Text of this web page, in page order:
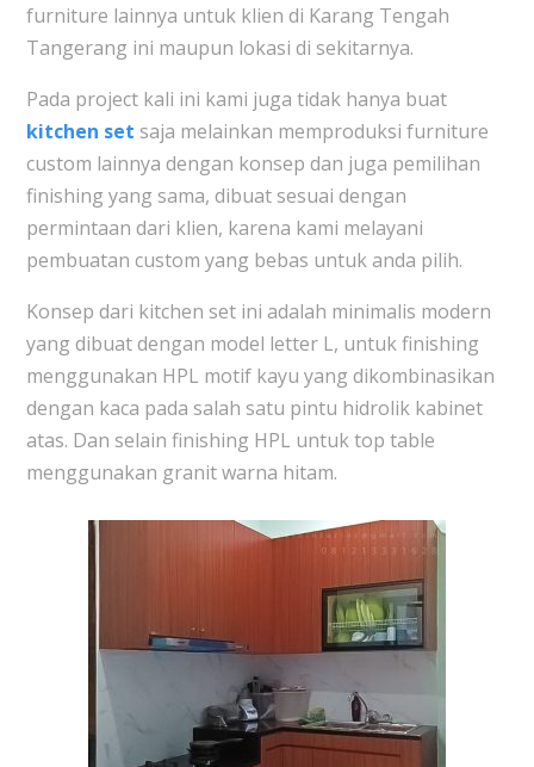
furniture lainnya untuk klien di Karang Tengah
Tangerang ini maupun lokasi di sekitarnya.
Pada project kali ini kami juga tidak hanya buat
kitchen set saja melainkan memproduksi furniture
custom lainnya dengan konsep dan juga pemilihan
finishing yang sama, dibuat sesuai dengan
permintaan dari klien, karena kami melayani
pembuatan custom yang bebas untuk anda pilih.
Konsep dari kitchen set ini adalah minimalis modern
yang dibuat dengan model letter L, untuk finishing
menggunakan HPL motif kayu yang dikombinasikan
dengan kaca pada salah satu pintu hidrolik kabinet
atas. Dan selain finishing HPL untuk top table
menggunakan granit warna hitam.